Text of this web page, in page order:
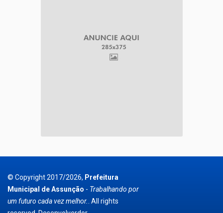
© Copyright 2017/2026, Prefeitura
Municipal de Assunção - Trabalhando por
um futuro cada vez melhor.. All rights